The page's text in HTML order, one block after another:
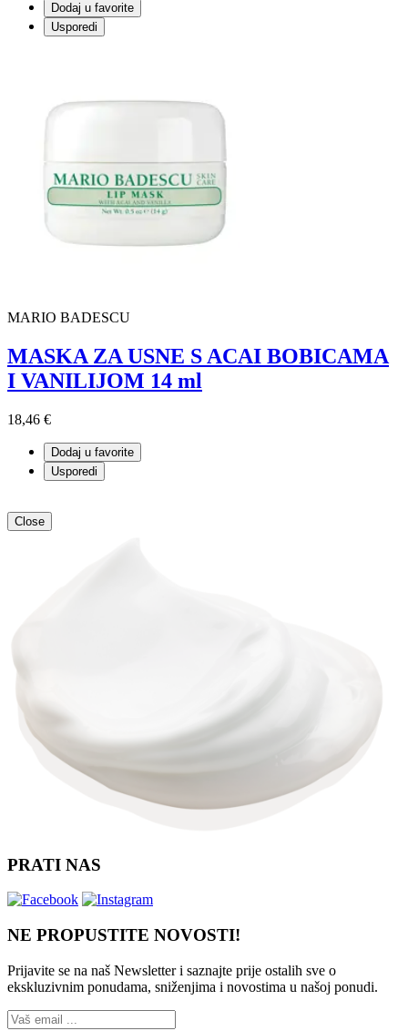
Dodaj u favorite
Usporedi
MARIO BADESCU
MASKA ZA USNE S ACAI BOBICAMA
I VANILIJOM 14 ml
18,46 €
Dodaj u favorite
Usporedi
Close
PRATI NAS
NE PROPUSTITE NOVOSTI!
Prijavite se na naš Newsletter i saznajte prije ostalih sve o
ekskluzivnim ponudama, sniženjima i novostima u našoj ponudi.